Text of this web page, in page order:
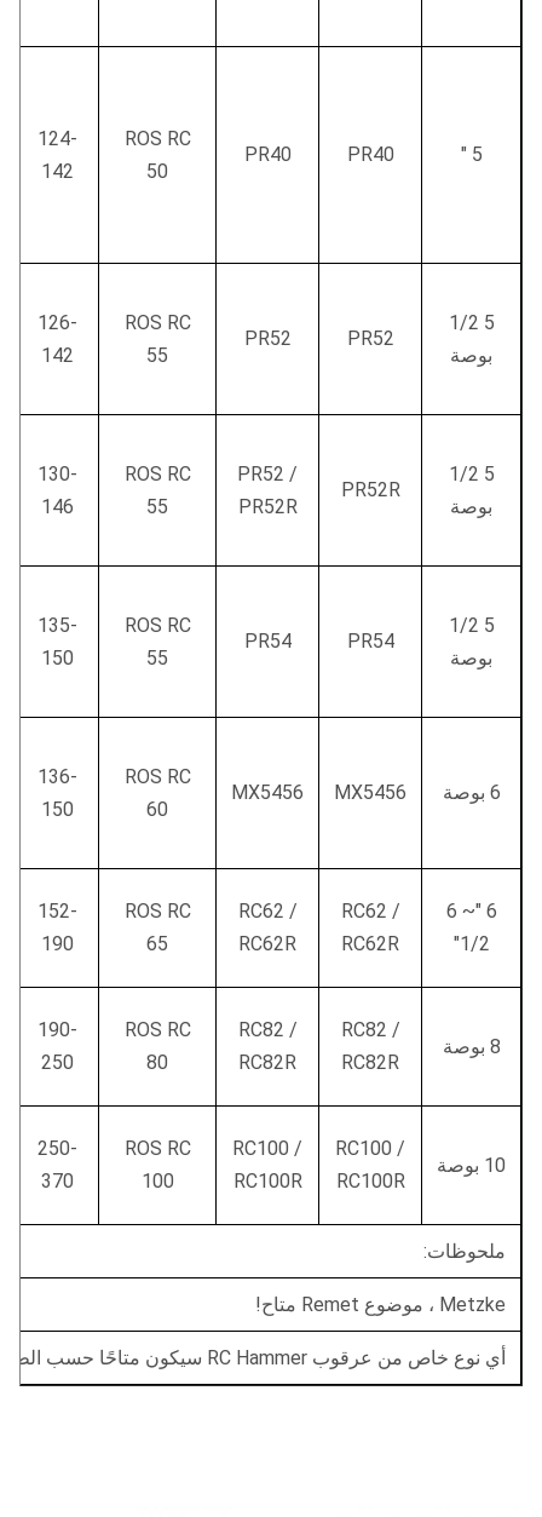
5 "
PR40
PR40
ROS RC
50
124-
142
5 1/2
بوصة
PR52
PR52
ROS RC
55
126-
142
5 1/2
بوصة
PR52R
PR52 /
PR52R
ROS RC
55
130-
146
5 1/2
بوصة
PR54
PR54
ROS RC
55
135-
150
6 بوصة MX5456
MX5456
ROS RC
60
136-
150
6 "~ 6
1/2"
RC62 /
RC62R
RC62 /
RC62R
ROS RC
65
152-
190
8 بوصة
RC82 /
RC82R
RC82 /
RC82R
ROS RC
80
190-
250
10 بوصة
RC100 /
RC100R
RC100 /
RC100R
ROS RC
100
250-
370
ملحوظات:
Metzke ، موضوع Remet متاح!
أي نوع خاص من عرقوب RC Hammer سيكون متاحًا حسب الطلبات.